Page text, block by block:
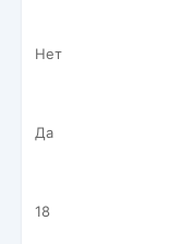
Нет
Да
18